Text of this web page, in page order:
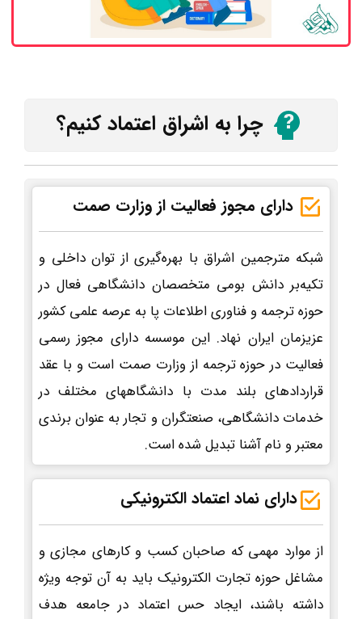
چرا به اشراق اعتماد کنیم؟
دارای مجوز فعالیت از وزارت صمت
شبکه مترجمین اشراق با بهره‌گیری از توان داخلی و
تکیه‌بر دانش بومی متخصصان دانشگاهی فعال در
حوزه ترجمه و فناوری اطلاعات پا به عرصه علمی کشور
عزیزمان ایران نهاد. این موسسه دارای مجوز رسمی
فعالیت در حوزه ترجمه از وزارت صمت است و با عقد
قراردادهای بلند مدت با دانشگاههای مختلف در
خدمات دانشگاهی، صنعتگران و تجار به عنوان برندی
معتبر و نام آشنا تبدیل شده است.
دارای نماد اعتماد الکترونیکی
از موارد مهمی که صاحبان کسب و کارهای مجازی و
مشاغل حوزه تجارت الکترونیک باید به آن توجه ویژه
داشته باشند، ایجاد حس اعتماد در جامعه هدف